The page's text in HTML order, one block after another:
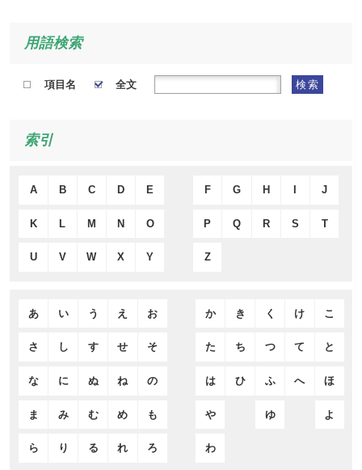
用語検索
項目名 全文 検索
索引
A B C D E F G H J
K L M N O P Q R S T
U V W X Y Z
あ い う え お か き く け こ
さ し す せ そ た ち つ て と
な に ぬ ね の は ひ ふ へ ほ
ま み む め も や ゆ よ
ら り る れ ろ わ